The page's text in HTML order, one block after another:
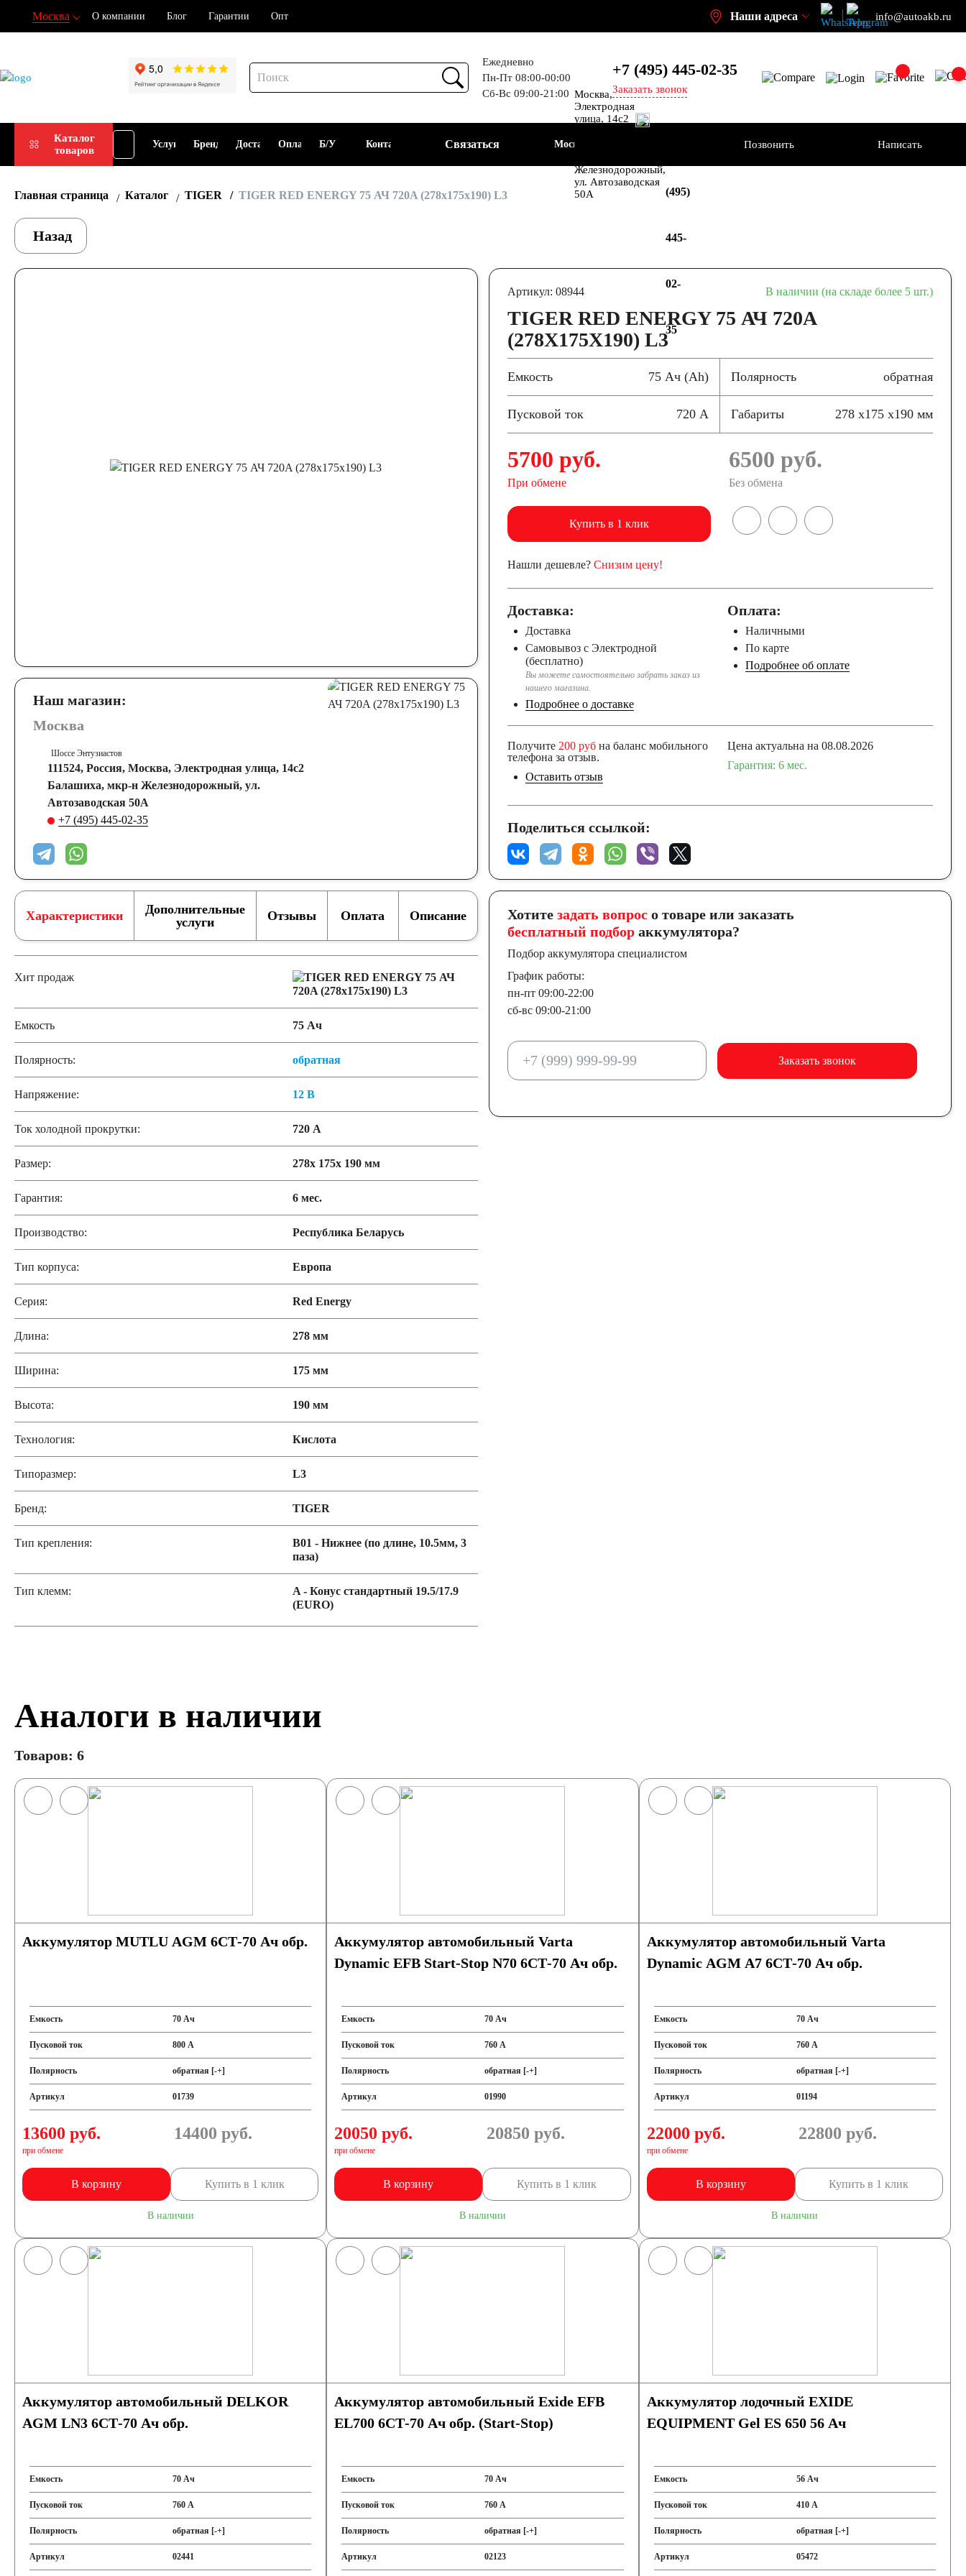
Москва О компании Блог Гарантии Опт Наши адреса info@autoakb.ru
Ежедневно
Пн-Пт 08:00-00:00
Сб-Вс 09:00-21:00
+7 (495)445-02-35
Заказать звонок
Каталог
товаров
Подбор
АКБ
Услуги Бренды ДоставкаОплата Б/У
АКБ
Контакты Связаться Москва
Москва,
Электродная
улица, 14с2
Энтузиастов
Железнодорожный,
ул. Автозаводская
50А
(495)
445-
02-
35
Позвонить Написать
Главная страница Каталог TIGER TIGER RED ENERGY 75 АЧ 720A (278x175x190) L3
Назад
Наш магазин:
Москва
Шоссе Энтузиастов
111524, Россия, Москва, Электродная улица, 14с2
Балашиха, мкр-н Железнодорожный, ул.
Автозаводская 50А
+7 (495) 445-02-35
Артикул: 08944 В наличии (на складе более 5 шт.)
TIGER RED ENERGY 75 АЧ 720A
(278X175X190) L3
Емкость 75 Ач (Ah) Полярность обратная
Пусковой ток 720 А Габариты 278 x175 x190 мм
5700 руб.
При обмене
6500 руб.
Без обмена
Купить в 1 клик
Нашли дешевле? Снизим цену!
Доставка:
Доставка
Самовывоз с Электродной
(бесплатно)
Вы можете самостоятельно забрать заказ из
нашего магазина.
Подробнее о доставке
Оплата:
Наличными
По карте
Подробнее об оплате
Получите 200 рубна баланс мобильного
телефона за отзыв.
Оставить отзыв
Цена актуальна на 08.08.2026
Гарантия: 6 мес.
Поделиться ссылкой:
Характеристики
Дополнительные
услуги
Отзывы Оплата Описание
Хит продаж
Емкость 75 Ач
Полярность: обратная
Напряжение: 12 В
Ток холодной прокрутки: 720 А
Размер: 278x 175x 190 мм
Гарантия: 6 мес.
Производство: Республика Беларусь
Тип корпуса: Европа
Серия: Red Energy
Длина: 278 мм
Ширина: 175 мм
Высота: 190 мм
Технология: Кислота
Типоразмер: L3
Бренд: TIGER
Тип крепления:
B01 - Нижнее (по длине, 10.5мм, 3
паза)
Тип клемм:
A - Конус стандартный 19.5/17.9
(EURO)
Хотите задать вопросо товаре или заказать
бесплатный подбораккумулятора?
Подбор аккумулятора специалистом
График работы:
пн-пт 09:00-22:00
сб-вс 09:00-21:00
Заказать звонок
Аналоги в наличии
Товаров: 6
Аккумулятор MUTLU AGM 6СТ-70 Ач обр.
Емкость 70 Ач
Пусковой ток 800 А
Полярность обратная [-+]
Артикул 01739
13600 руб.
при обмене
14400 руб.
В корзину Купить в 1 клик
В наличии
Аккумулятор автомобильный Varta
Dynamic EFB Start-Stop N70 6СТ-70 Ач обр.
Емкость 70 Ач
Пусковой ток 760 А
Полярность обратная [-+]
Артикул 01990
20050 руб.
при обмене
20850 руб.
В корзину Купить в 1 клик
В наличии
Аккумулятор автомобильный Varta
Dynamic AGM A7 6СТ-70 Ач обр.
Емкость 70 Ач
Пусковой ток 760 А
Полярность обратная [-+]
Артикул 01194
22000 руб.
при обмене
22800 руб.
В корзину Купить в 1 клик
В наличии
Аккумулятор автомобильный DELKOR
AGM LN3 6СТ-70 Ач обр.
Емкость 70 Ач
Пусковой ток 760 А
Полярность обратная [-+]
Артикул 02441
Аккумулятор автомобильный Exide EFB
EL700 6СТ-70 Ач обр. (Start-Stop)
Емкость 70 Ач
Пусковой ток 760 А
Полярность обратная [-+]
Артикул 02123
Аккумулятор лодочный EXIDE
EQUIPMENT Gel ES 650 56 Ач
Емкость 56 Ач
Пусковой ток 410 А
Полярность обратная [-+]
Артикул 05472